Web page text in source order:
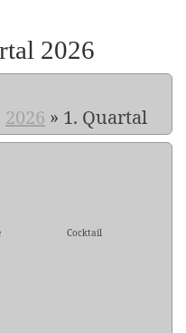
2026
2026 » 1. Quartal
Cocktail